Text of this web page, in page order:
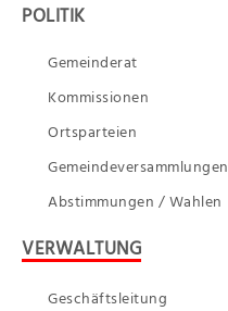
POLITIK
Gemeinderat
Kommissionen
Ortsparteien
Gemeindeversammlungen
Abstimmungen / Wahlen
VERWALTUNG
Geschäftsleitung